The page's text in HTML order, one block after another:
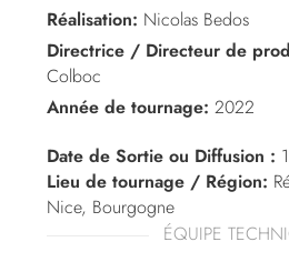
Réalisation: Nicolas Bedos
Directrice / Directeur de
Colboc
Année de tournage: 2022
Date de Sortie ou Diffusion :
Lieu de tournage / Région:
Nice, Bourgogne
ÉQUIPE